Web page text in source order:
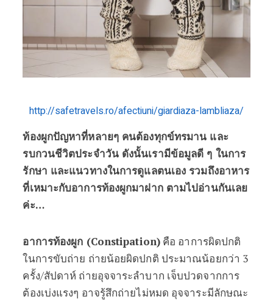
http://safetravels.ro/afectiuni/giardiaza-lambliaza/
ท้องผูกปัญหาที่หลายๆ คนต้องทุกข์ทรมาน และ
รบกวนชีวิตประจำวัน ดังนั้นเรามีข้อมูลดี ๆ ในการ
รักษา และแนวทางในการดูแลตนเอง รวมถึงอาหาร
ที่เหมาะกับอาการท้องผูกมาฝาก ตามไปอ่านกันเลย
ค่ะ…
อาการท้องผูก (Constipation)คือ อาการผิดปกติ
ในการขับถ่าย ถ่ายน้อยผิดปกติ ประมาณน้อยกว่า 3
ครั้ง/สัปดาห์ ถ่ายอุจจาระลำบาก เจ็บปวดจากการ
ต้องเบ่งแรงๆ อาจรู้สึกถ่ายไม่หมด อุจจาระมีลักษณะ